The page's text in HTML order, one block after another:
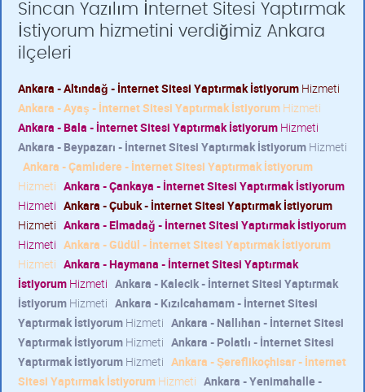
Sincan Yazılım İnternet Sitesi Yaptırmak
İstiyorum hizmetini verdiğimiz Ankara
ilçeleri
Ankara - Altındağ - İnternet Sitesi Yaptırmak İstiyorum Hizmeti
Ankara - Ayaş - İnternet Sitesi Yaptırmak İstiyorum Hizmeti
Ankara - Bala - İnternet Sitesi Yaptırmak İstiyorum Hizmeti
Ankara - Beypazarı - İnternet Sitesi Yaptırmak İstiyorum Hizmeti
Ankara - Çamlıdere - İnternet Sitesi Yaptırmak İstiyorum
Hizmeti Ankara - Çankaya - İnternet Sitesi Yaptırmak İstiyorum
Hizmeti Ankara - Çubuk - İnternet Sitesi Yaptırmak İstiyorum
Hizmeti Ankara - Elmadağ - İnternet Sitesi Yaptırmak İstiyorum
Hizmeti Ankara - Güdül - İnternet Sitesi Yaptırmak İstiyorum
Hizmeti Ankara - Haymana - İnternet Sitesi Yaptırmak
İstiyorum Hizmeti Ankara - Kalecik - İnternet Sitesi Yaptırmak
İstiyorum Hizmeti Ankara - Kızılcahamam - İnternet Sitesi
Yaptırmak İstiyorum Hizmeti Ankara - Nallıhan - İnternet Sitesi
Yaptırmak İstiyorum Hizmeti Ankara - Polatlı - İnternet Sitesi
Yaptırmak İstiyorum Hizmeti Ankara - Şereflikoçhisar - İnternet
Sitesi Yaptırmak İstiyorum Hizmeti Ankara - Yenimahalle -